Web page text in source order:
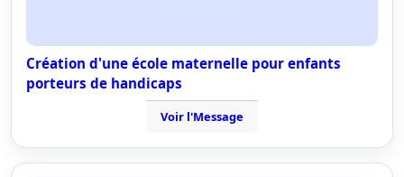
Création d'une école maternelle pour enfants
porteurs de handicaps
Voir l'Message